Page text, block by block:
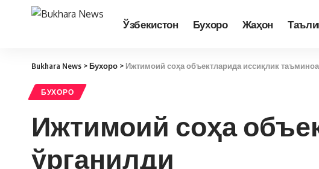
Ўзбекистон Бухоро Жаҳон
Bukhara News >Бухоро > Ижтимоий соҳа объектларида иссиқлик
БУХОРО
Ижтимоий соҳа
ўрганилди